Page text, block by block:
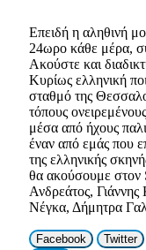
Επειδή η αληθινή
24ωρο κάθε μέρα,
Ακούστε και
Κυρίως ελληνική
σταθμό της
τόπους
μέσα από ήχους
έναν από εμάς που
της ελληνικής
θα ακούσουμε στον
Ανδρεάτος,
Νέγκα, Δήμητρα
Facebook Twitter